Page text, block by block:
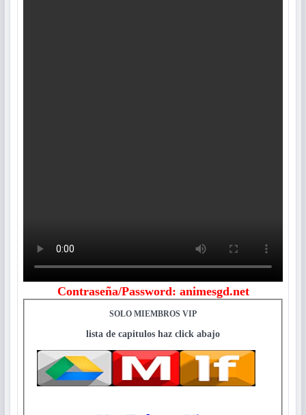
Contraseña/Password: animesgd.net
SOLO MIEMBROS VIP
lista de capitulos haz click abajo